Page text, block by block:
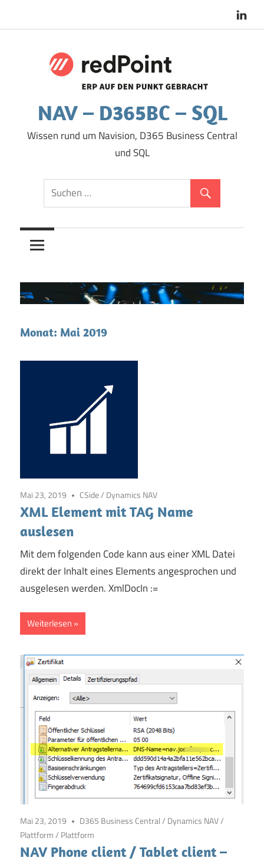
springen
NAV – D365BC – SQL
Wissen rund um Navision, D365 Business Central
und SQL
Monat: Mai 2019
Mai 23, 2019 CSide/ Dynamics NAV
XML Element mit TAG Name
auslesen
Mit dem folgenden Code kann aus einer XML Datei
direkt der Inhalt eines Elements angesprochen und
ausgelesen werden. XmlDocIn :=
Weiterlesen
Mai 23, 2019 D365 Business Central/ Dynamics NAV/
Plattform/ Plattform
NAV Phone client / Tablet client –